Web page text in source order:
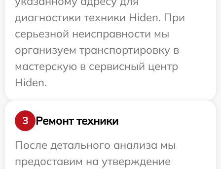
диагностики техники Hiden. При
серьезной неисправности мы
организуем транспортировку в
мастерскую в сервисный центр
Hiden.
3
Ремонт техники
После детального анализа мы
предоставим на утверждение